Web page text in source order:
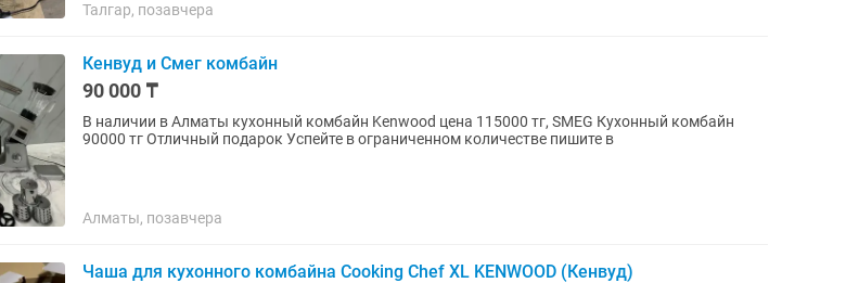
Талгар, позавчера
Кенвуд и Смег комбайн
90 000 ₸
В наличии в Алматы кухонный комбайн Kenwood цена 115000 тг, SMEG Кухонный комбайн
90000 тг Отличный подарок Успейте в ограниченном количестве пишите в
Алматы, позавчера
Чаша для кухонного комбайна Cooking Chef XL KENWOOD (Кенвуд)